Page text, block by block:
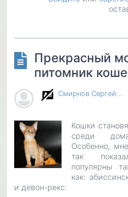
Прекрасный
питомник
Смирнов Сергей…
Кошки
среди
Особенно,
так
популярны
как:
и девон-рекс.